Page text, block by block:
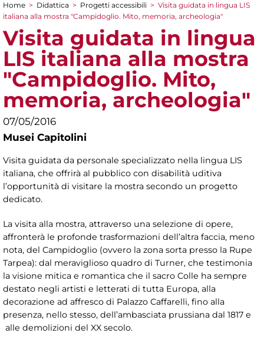
Tu sei qui
Home > Didattica > Progetti accessibili > Visita guidata in lingua LIS
italiana alla mostra "Campidoglio. Mito, memoria, archeologia"
Visita guidata in lingua
LIS italiana alla mostra
"Campidoglio. Mito,
memoria, archeologia"
07/05/2016
Musei Capitolini
Visita guidata da personale specializzato nella lingua LIS
italiana, che offrirà al pubblico con disabilità uditiva
l’opportunità di visitare la mostra secondo un progetto
dedicato.
La visita alla mostra, attraverso una selezione di opere,
affronterà le profonde trasformazioni dell’altra faccia, meno
nota, del Campidoglio (ovvero la zona sorta presso la Rupe
Tarpea): dal meraviglioso quadro di Turner, che testimonia
la visione mitica e romantica che il sacro Colle ha sempre
destato negli artisti e letterati di tutta Europa, alla
decorazione ad affresco di Palazzo Caffarelli, fino alla
presenza, nello stesso, dell’ambasciata prussiana dal 1817 e
alle demolizioni del XX secolo.